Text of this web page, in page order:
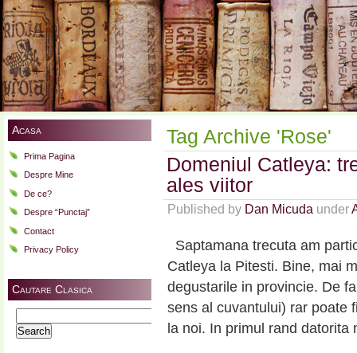
Acasa
Prima Pagina
Despre Mine
De ce?
Despre “Punctaj”
Contact
Privacy Policy
Cautare Clasica
for:
Tag Archive 'Rose'
Domeniul Catleya:
ales viitor
Published by Dan Micuda under
Saptamana trecuta am
Catleya la Pitesti. Bine, mai
degustarile in provincie. De
sens al cuvantului) rar poate
la noi. In primul rand